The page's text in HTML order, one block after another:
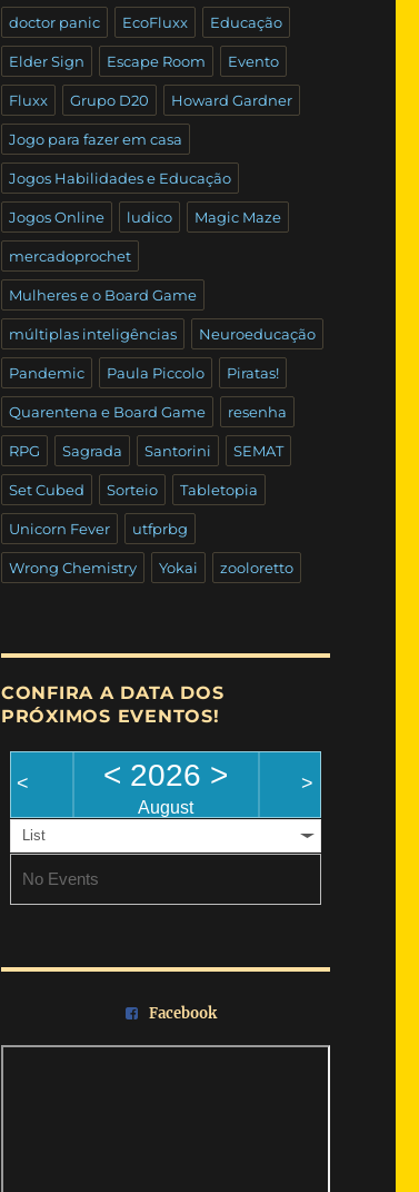
doctor panic EcoFluxx Educação
Elder Sign Escape Room Evento
Fluxx Grupo D20 Howard Gardner
Jogo para fazer em casa
Jogos Habilidades e Educação
Jogos Online ludico Magic Maze
mercadoprochet
Mulheres e o Board Game
múltiplas inteligências Neuroeducação
Pandemic Paula Piccolo Piratas!
Quarentena e Board Game resenha
RPG Sagrada Santorini SEMAT
Set Cubed Sorteio Tabletopia
Unicorn Fever utfprbg
Wrong Chemistry Yokai zooloretto
CONFIRA A DATA DOS
PRÓXIMOS EVENTOS!
< < 2026 >
August
>
List
No Events
Facebook